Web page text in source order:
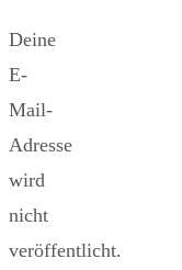
Deine
E-
Mail-
Adresse
wird
nicht
veröffentlicht.